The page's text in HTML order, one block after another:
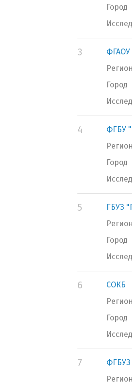
Город
3
ФГАОУ
Регион
Город
4
ФГБУ
Регион
Город
5
ГБУЗ
Регион
Город
6
СОКБ
Регион
Город
7
ФГБУЗ
Регион